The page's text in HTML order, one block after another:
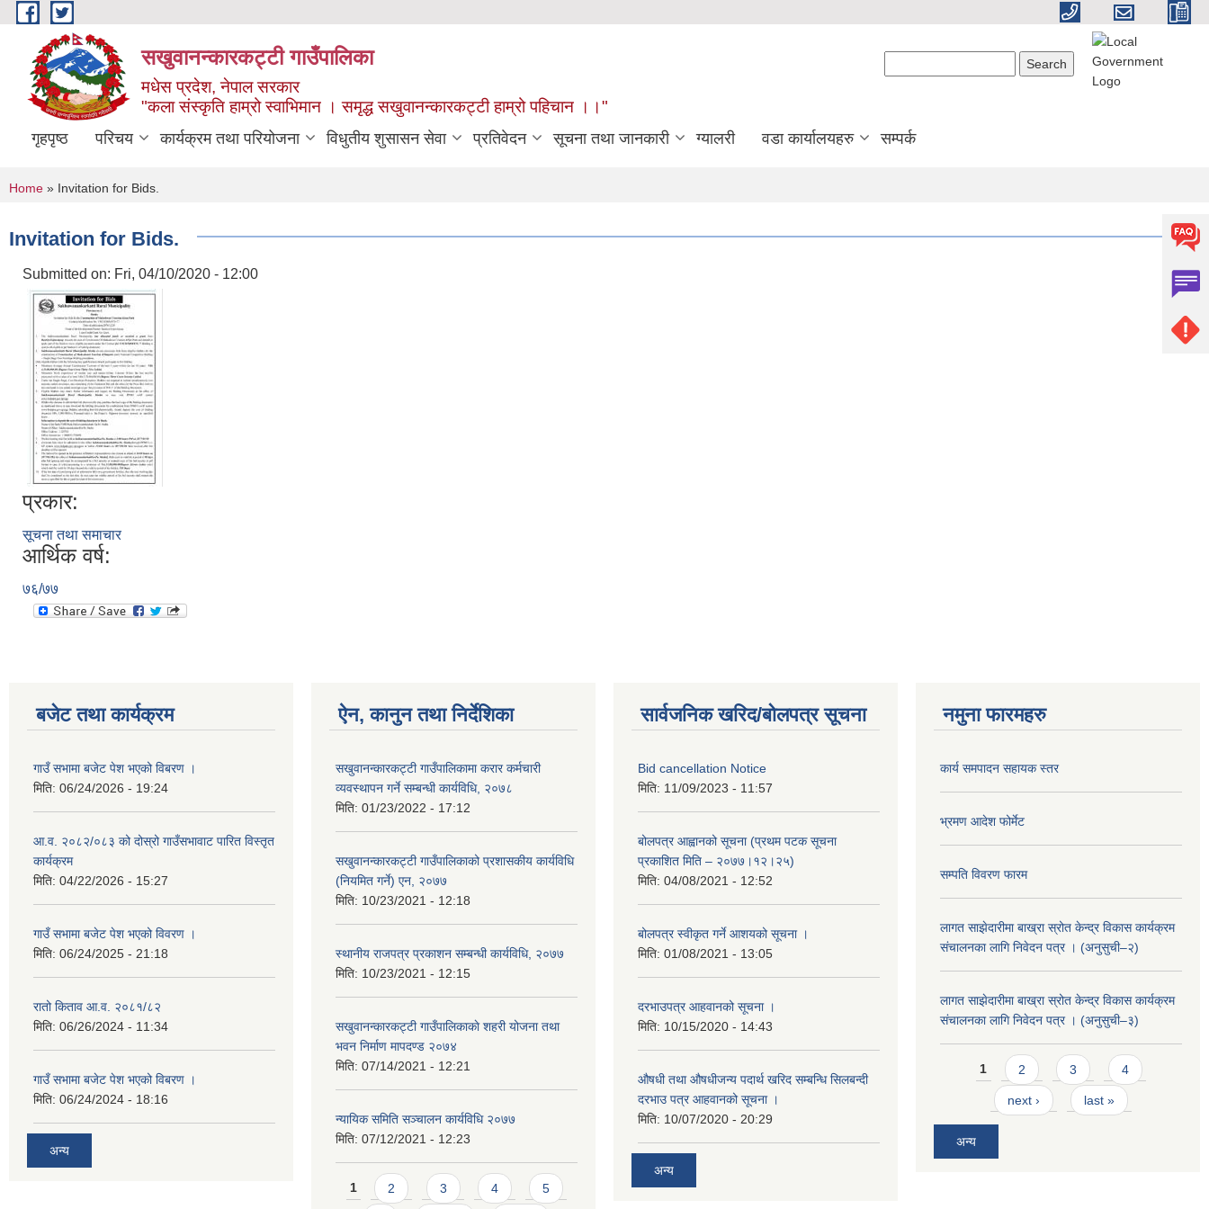
Skip to main content
सखुवानन्कारकट्टी गाउँपालिका
मधेस प्रदेश, नेपाल सरकार
"कला संस्कृति हाम्रो स्वाभिमान । समृद्ध सखुवानन्कारकट्टी हाम्रो पहिचान ।।"
गृहपृष्ठ परिचय कार्यक्रम तथा परियोजना विधुतीय शुसासन सेवा प्रतिवेदन सूचना तथा जानकारी ग्यालरी वडा कार्यालयहरु सम्पर्क
You are here
Home » Invitation for Bids.
Invitation for Bids.
Submitted on: Fri, 04/10/2020 - 12:00
प्रकार:
सूचना तथा समाचार
आर्थिक वर्ष:
७६/७७
बजेट तथा कार्यक्रम
गाउँ सभामा बजेट पेश भएको विबरण ।
मिति: 06/24/2026 - 19:24
आ.व. २०८२/०८३ को दोस्रो गाउँसभावाट पारित विस्तृत
कार्यक्रम
मिति: 04/22/2026 - 15:27
गाउँ सभामा बजेट पेश भएको विवरण ।
मिति: 06/24/2025 - 21:18
रातो किताव आ.व. २०८१/८२
मिति: 06/26/2024 - 11:34
गाउँ सभामा बजेट पेश भएको विबरण ।
मिति: 06/24/2024 - 18:16
अन्य
ऐन, कानुन तथा निर्देशिका
सखुवानन्कारकट्टी गाउँपालिकामा करार कर्मचारी
व्यवस्थापन गर्ने सम्बन्धी कार्यविधि, २०७८
मिति: 01/23/2022 - 17:12
सखुवानन्कारकट्टी गाउँपालिकाको प्रशासकीय कार्यविधि
(नियमित गर्ने) एन, २०७७
मिति: 10/23/2021 - 12:18
स्थानीय राजपत्र प्रकाशन सम्बन्धी कार्यविधि, २०७७
मिति: 10/23/2021 - 12:15
सखुवानन्कारकट्टी गाउँपालिकाकाे शहरी योजना तथा
भवन निर्माण मापदण्ड २०७४
मिति: 07/14/2021 - 12:21
न्यायिक समिति सञ्चालन कार्यविधि २०७७
मिति: 07/12/2021 - 12:23
Pages
1 2 3 4 5
सार्वजनिक खरिद/बोलपत्र सूचना
Bid cancellation Notice
मिति: 11/09/2023 - 11:57
बोलपत्र आह्वानको सूचना (प्रथम पटक सूचना
प्रकाशित मिति – २०७७।१२।२५)
मिति: 04/08/2021 - 12:52
बोलपत्र स्वीकृत गर्ने आशयको सूचना ।
मिति: 01/08/2021 - 13:05
दरभाउपत्र आहवानको सूचना ।
मिति: 10/15/2020 - 14:43
औषधी तथा औषधीजन्य पदार्थ खरिद सम्बन्धि सिलबन्दी
दरभाउ पत्र आहवानको सूचना ।
मिति: 10/07/2020 - 20:29
अन्य
नमुना फारमहरु
कार्य समपादन सहायक स्तर
भ्रमण आदेश फोर्मेट
सम्पति विवरण फारम
लागत साझेदारीमा बाख्रा स्रोत केन्द्र विकास कार्यक्रम
संचालनका लागि निवेदन पत्र । (अनुसुची–२)
लागत साझेदारीमा बाख्रा स्रोत केन्द्र विकास कार्यक्रम
संचालनका लागि निवेदन पत्र । (अनुसुची–३)
Pages
1 2 3 4
next › last »
अन्य